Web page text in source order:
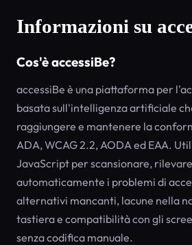
Informazioni su
Cos'è accessiBe?
accessiBe è una piattaforma per
basata sull'intelligenza artificiale
raggiungere e mantenere la
ADA, WCAG 2.2, AODA ed EAA.
JavaScript per scansionare,
automaticamente i problemi di
alternativi mancanti, lacune nella
tastiera e compatibilità con gli
senza codifica manuale.